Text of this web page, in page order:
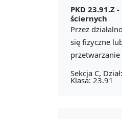
PKD 23.91.Z -
ściernych
Przez
się fizyczne
przetwarzanie
Sekcja C,
Klasa: 23.91